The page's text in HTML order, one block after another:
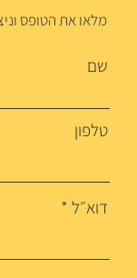
מלאו את הטופס
שם
טלפון
דוא״ל